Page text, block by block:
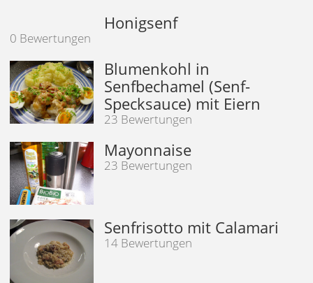
Honigsenf
0 Bewertungen
Blumenkohl in
Senfbechamel (Senf-
Specksauce) mit Eiern
23 Bewertungen
Mayonnaise
23 Bewertungen
Senfrisotto mit Calamari
14 Bewertungen